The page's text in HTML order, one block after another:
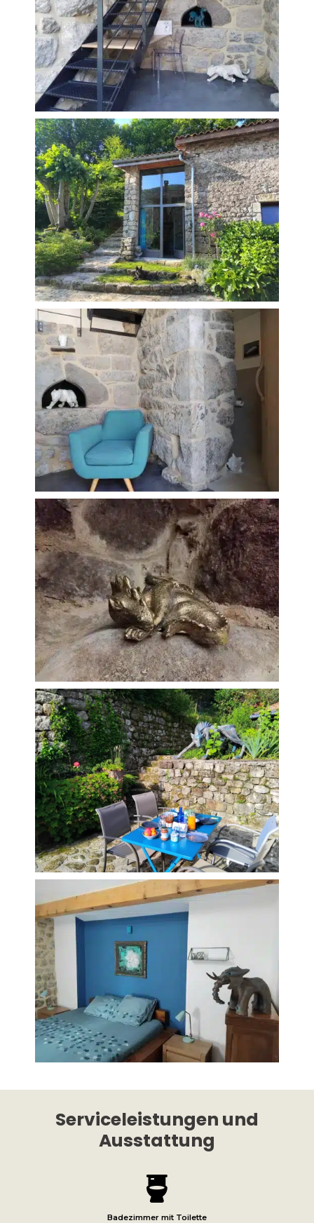
Serviceleistungen und
Ausstattung

Badezimmer mit Toilette